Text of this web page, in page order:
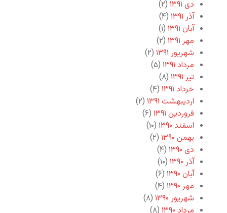
دی ۱۳۹۱
(۲)
آذر ۱۳۹۱
(۴)
آبان ۱۳۹۱
(۱)
مهر ۱۳۹۱
(۲)
شهریور ۱۳۹۱
(۲)
مرداد ۱۳۹۱
(۵)
تیر ۱۳۹۱
(۸)
خرداد ۱۳۹۱
(۴)
اردیبهشت ۱۳۹۱
(۲)
فروردین ۱۳۹۱
(۶)
اسفند ۱۳۹۰
(۱۰)
بهمن ۱۳۹۰
(۲)
دی ۱۳۹۰
(۴)
آذر ۱۳۹۰
(۱۰)
آبان ۱۳۹۰
(۶)
مهر ۱۳۹۰
(۴)
شهریور ۱۳۹۰
(۸)